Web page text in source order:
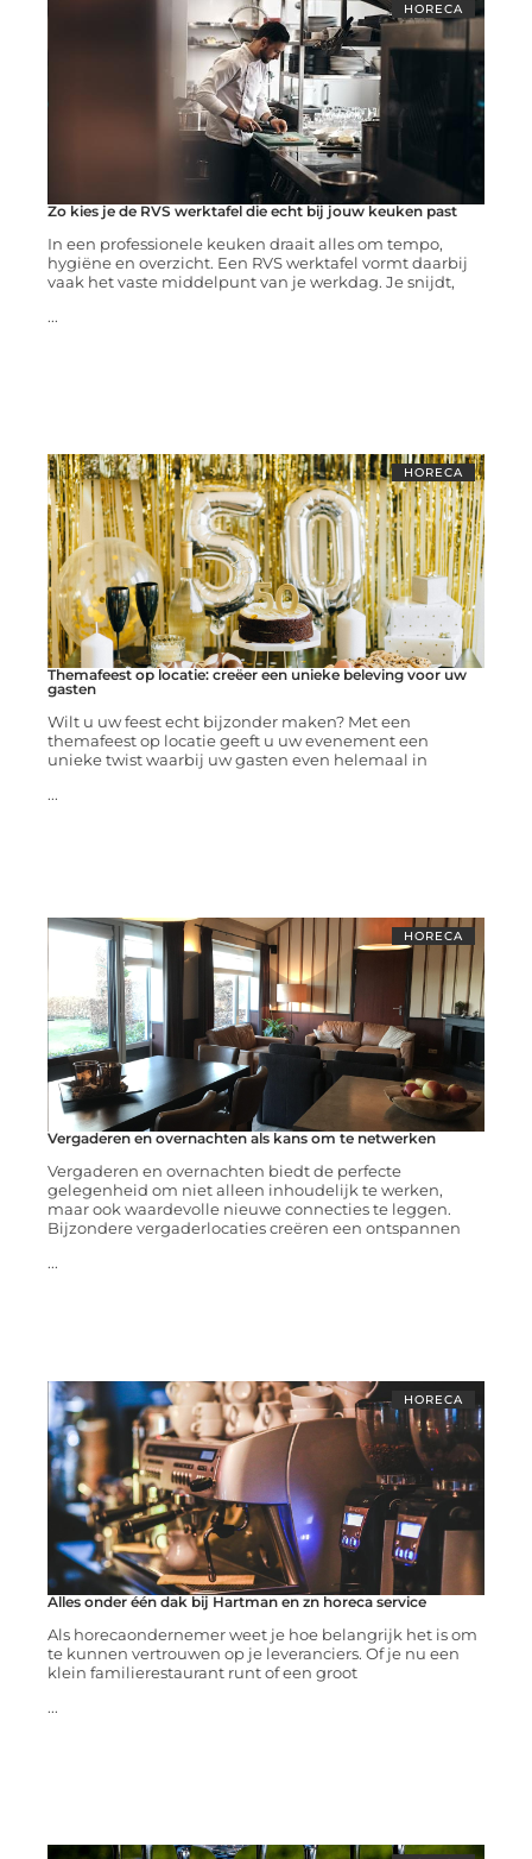
HORECA
Zo kies je de RVS werktafel die echt bij jouw keuken past
In een professionele keuken draait alles om tempo,
hygiëne en overzicht. Een RVS werktafel vormt daarbij
vaak het vaste middelpunt van je werkdag. Je snijdt,
...
HORECA
Themafeest op locatie: creëer een unieke beleving voor uw
gasten
Wilt u uw feest echt bijzonder maken? Met een
themafeest op locatie geeft u uw evenement een
unieke twist waarbij uw gasten even helemaal in
...
HORECA
Vergaderen en overnachten als kans om te netwerken
Vergaderen en overnachten biedt de perfecte
gelegenheid om niet alleen inhoudelijk te werken,
maar ook waardevolle nieuwe connecties te leggen.
Bijzondere vergaderlocaties creëren een ontspannen
...
HORECA
Alles onder één dak bij Hartman en zn horeca service
Als horecaondernemer weet je hoe belangrijk het is om
te kunnen vertrouwen op je leveranciers. Of je nu een
klein familierestaurant runt of een groot
...